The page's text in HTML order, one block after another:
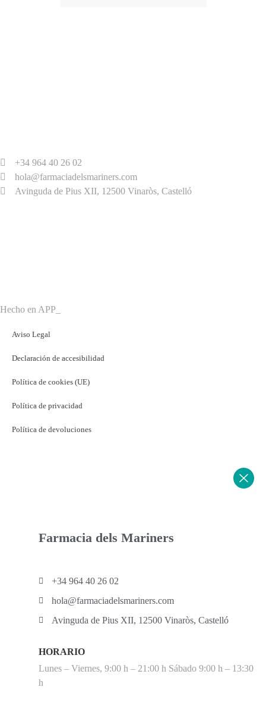
+34 964 40 26 02
hola@farmaciadelsmariners.com
Avinguda de Pius XII, 12500 Vinaròs, Castelló
Hecho en APP_
Aviso Legal
Declaración de accesibilidad
Política de cookies (UE)
Política de privacidad
Política de devoluciones
Farmacia dels Mariners
+34 964 40 26 02
hola@farmaciadelsmariners.com
Avinguda de Pius XII, 12500 Vinaròs, Castelló
HORARIO
Lunes – Viernes, 9:00 h – 21:00 h Sábado 9:00 h – 13:30
h